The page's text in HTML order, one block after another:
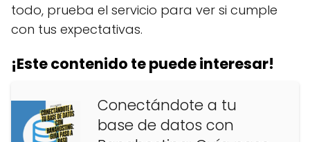
todo, prueba el servicio para ver si cumple
con tus expectativas.
¡Este contenido te puede interesar!
Conectándote a tu
base de datos con